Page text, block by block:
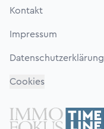
Kontakt
Impressum
Datenschutzerklärung
Cookies